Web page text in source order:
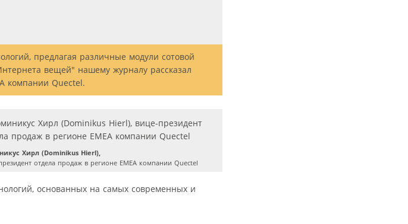
предлагая различные модули сотовой
вещей" нашему журналу рассказал
компании Quectel.
Хирл (Dominikus Hierl),
отдела продаж в регионе EMEA компании Quectel
основанных на самых современных и